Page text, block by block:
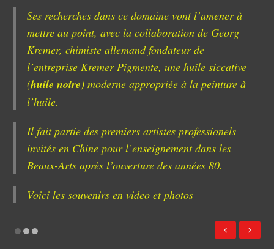
Ses recherches dans ce domaine vont l’amener à
mettre au point, avec la collaboration de Georg
Kremer, chimiste allemand fondateur de
l’entreprise Kremer Pigmente, une huile siccative
(huile noire) moderne appropriée à la peinture à
l’huile.
Il fait partie des premiers artistes professionels
invités en Chine pour l’enseignement dans les
Beaux-Arts après l’ouverture des années 80.
Voici les souvenirs en video et photos